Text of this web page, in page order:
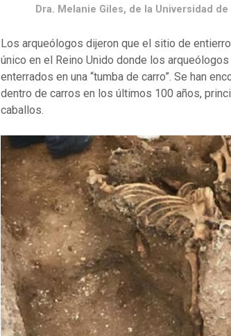
Dra. Melanie Giles, de la Universidad
Los arqueólogos dijeron que el sitio de
único en el Reino Unido donde los
enterrados en una “tumba de carro”. Se han
dentro de carros en los últimos 100 años,
caballos.